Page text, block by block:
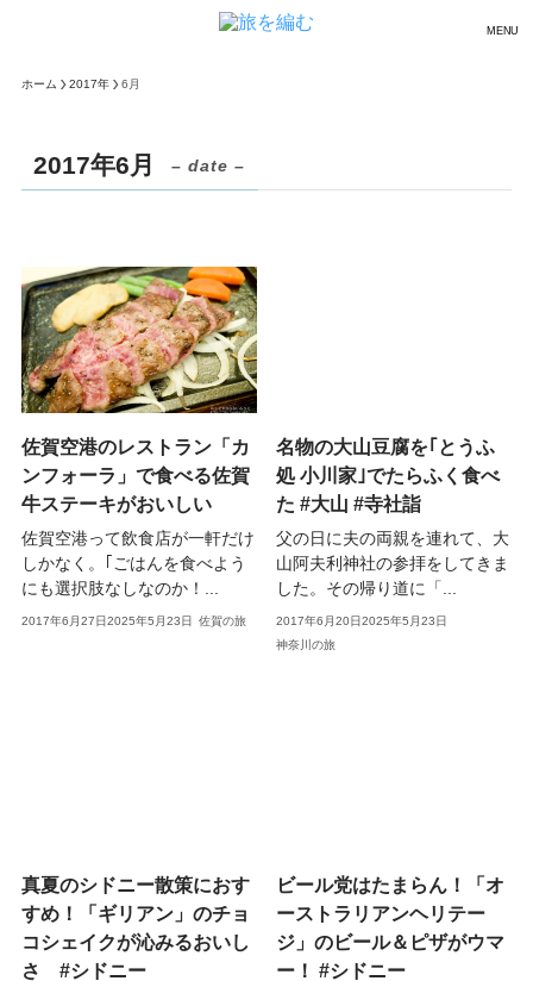
MENU
ホーム 2017年 6月
2017年6月 – date –
佐賀空港のレストラン「カ
ンフォーラ」で食べる佐賀
牛ステーキがおいしい
佐賀空港って飲食店が一軒だけ
しかなく。｢ごはんを食べよう
にも選択肢なしなのか！...
2017年6月27日2025年5月23日 佐賀の旅
名物の大山豆腐を｢とうふ
処 小川家｣でたらふく食べ
た #大山 #寺社詣
父の日に夫の両親を連れて、大
山阿夫利神社の参拝をしてきま
した。その帰り道に「...
2017年6月20日2025年5月23日
神奈川の旅
真夏のシドニー散策におす
すめ！「ギリアン」のチョ
コシェイクが沁みるおいし
さ #シドニー
ビール党はたまらん！「オ
ーストラリアンヘリテー
ジ」のビール＆ピザがウマ
ー！ #シドニー